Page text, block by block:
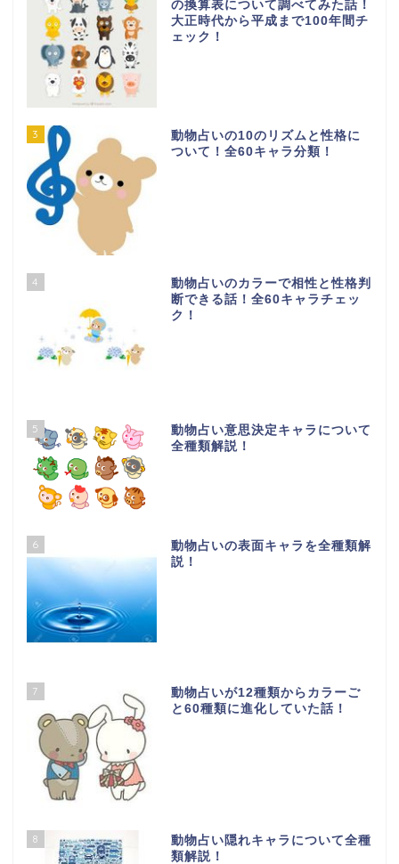
の換算表について調べてみた話！
大正時代から平成まで100年間チ
ェック！
3
動物占いの10のリズムと性格に
ついて！全60キャラ分類！
4
動物占いのカラーで相性と性格判
断できる話！全60キャラチェッ
ク！
5
動物占い意思決定キャラについて
全種類解説！
6
動物占いの表面キャラを全種類解
説！
7
動物占いが12種類からカラーご
と60種類に進化していた話！
8
動物占い隠れキャラについて全種
類解説！